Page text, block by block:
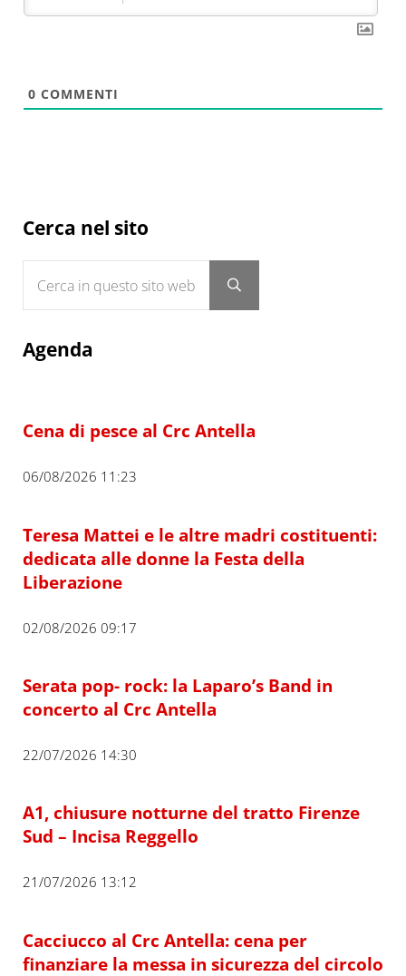
0 COMMENTI
Sidebar
Cerca nel sito
Submit search
Agenda
Cena di pesce al Crc Antella
06/08/2026 11:23
Teresa Mattei e le altre madri costituenti:
dedicata alle donne la Festa della
Liberazione
02/08/2026 09:17
Serata pop- rock: la Laparo’s Band in
concerto al Crc Antella
22/07/2026 14:30
A1, chiusure notturne del tratto Firenze
Sud – Incisa Reggello
21/07/2026 13:12
Cacciucco al Crc Antella: cena per
finanziare la messa in sicurezza del circolo